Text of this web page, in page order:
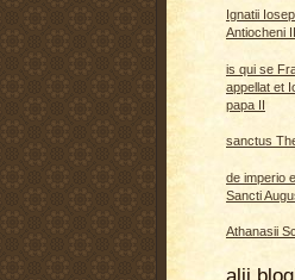
Ignatii
Antiocheni
is qui se
appellat et
papa II
sanctus
de imperio
Sancti
Athanasii